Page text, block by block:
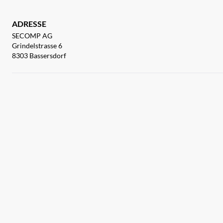
ADRESSE
SECOMP AG
Grindelstrasse 6
8303 Bassersdorf